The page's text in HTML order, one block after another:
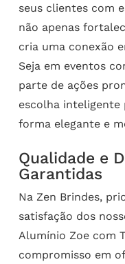
seus clientes com
não apenas
cria uma conexão
Seja em eventos
parte de ações
escolha inteligente
forma elegante e
Qualidade e
Garantidas
Na Zen Brindes,
satisfação dos
Alumínio Zoe com
compromisso em